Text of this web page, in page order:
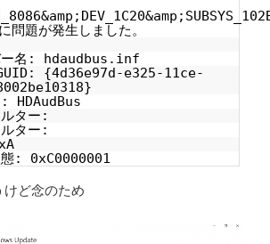
問題が発生しました。
ー名: hdaudbus.inf
{4d36e97d-e325-11ce-
HDAudBus
ター:
ター:
態: 0xC0000001
ど念のため